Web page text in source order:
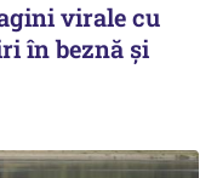
virale cu
în beznă și